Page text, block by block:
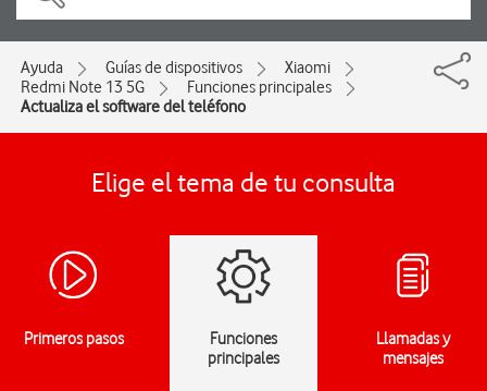
Ayuda Guías de dispositivos
Xiaomi
Redmi Note 13 5G
Funciones principales
Actualiza el software del teléfono
Elige el tema de tu consulta
Primeros pasos
Funciones
principales
Llamadas y
mensajes